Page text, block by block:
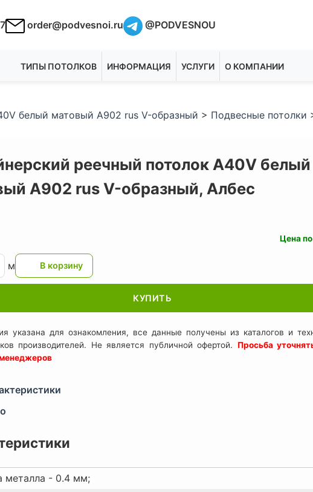
order@podvesnoi.ru @PODVESNOU
ТИПЫ ПОТОЛКОВ ИНФОРМАЦИЯ УСЛУГИ О КОМПАНИИ
белый матовый A902 rus V-образный > Подвесные потолки
реечный потолок A40V белый
A902 rus V-образный, Албес
Цена
м
КУПИТЬ
указана для ознакомления, все данные получены из каталогов и
производителей. Не является публичной офертой. Просьба
металла - 0.4 мм;